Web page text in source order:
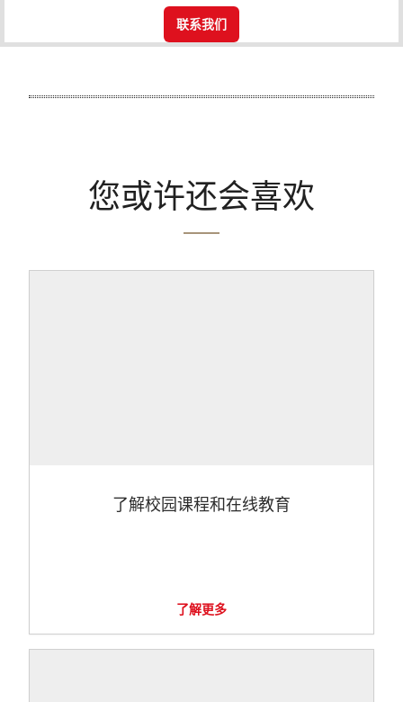
联系我们
您或许还会喜欢
了解校园课程和在线教育
了解更多